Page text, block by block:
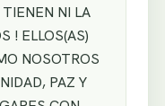
NI LA
! ELLOS(AS)
NOSOTROS
PAZ Y